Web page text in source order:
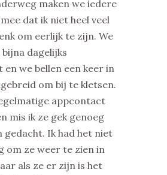
maken we iedere
dat ik niet heel veel
om eerlijk te zijn. We
bijna dagelijks
we bellen een keer in
om bij te kletsen.
appcontact
mis ik ze gek genoeg
gedacht. Ik had het niet
om ze weer te zien in
als ze er zijn is het